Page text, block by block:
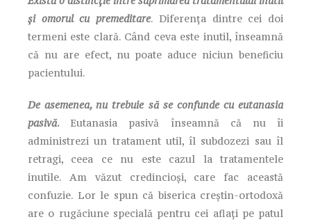
și omorul cu premeditare. Diferența dintre cei doi
termeni este clară. Când ceva este inutil, înseamnă
că nu are efect, nu poate aduce niciun beneficiu
pacientului.
De asemenea, nu trebuie să se confunde cu eutanasia
pasivă.Eutanasia pasivă înseamnă că nu îi
administrezi un tratament util, îl subdozezi sau îl
retragi, ceea ce nu este cazul la tratamentele
inutile. Am văzut credincioși, care fac această
confuzie. Lor le spun că biserica creștin-ortodoxă
are o rugăciune specială pentru cei aflați pe patul